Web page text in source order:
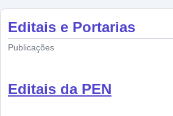
Editais e Portarias
Publicações
Editais da PEN